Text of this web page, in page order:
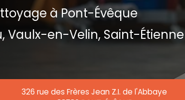
à Pont-Évêque
Vaulx-en-Velin, Saint-Étienne
326 rue des Frères Jean Z.I. de l'Abbaye